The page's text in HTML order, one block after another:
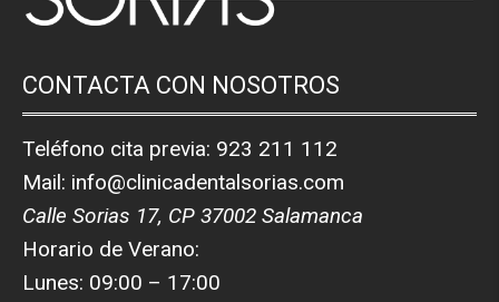
CONTACTA CON NOSOTROS
Teléfono cita previa: 923 211 112
Mail: info@clinicadentalsorias.com
Calle Sorias 17, CP 37002 Salamanca
Horario de Verano:
Lunes: 09:00 – 17:00